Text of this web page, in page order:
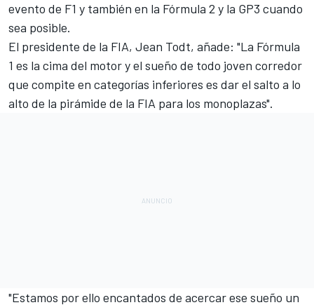
evento de F1 y también en la Fórmula 2 y la GP3 cuando
sea posible.
El presidente de la FIA, Jean Todt, añade: "La Fórmula
1 es la cima del motor y el sueño de todo joven corredor
que compite en categorías inferiores es dar el salto a lo
alto de la pirámide de la FIA para los monoplazas".
"Estamos por ello encantados de acercar ese sueño un